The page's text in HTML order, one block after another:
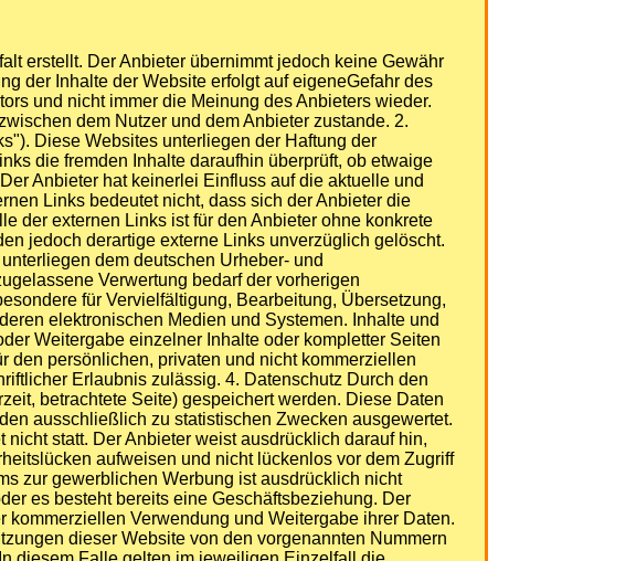
erstellt. Der Anbieter übernimmt jedoch keine Gewähr
der Inhalte der Website erfolgt auf eigeneGefahr des
und nicht immer die Meinung des Anbieters wieder.
dem Nutzer und dem Anbieter zustande. 2.
Diese Websites unterliegen der Haftung der
die fremden Inhalte daraufhin überprüft, ob etwaige
Anbieter hat keinerlei Einfluss auf die aktuelle und
Links bedeutet nicht, dass sich der Anbieter die
der externen Links ist für den Anbieter ohne konkrete
jedoch derartige externe Links unverzüglich gelöscht.
dem deutschen Urheber- und
Verwertung bedarf der vorherigen
für Vervielfältigung, Bearbeitung, Übersetzung,
elektronischen Medien und Systemen. Inhalte und
Weitergabe einzelner Inhalte oder kompletter Seiten
den persönlichen, privaten und nicht kommerziellen
Erlaubnis zulässig. 4. Datenschutz Durch den
betrachtete Seite) gespeichert werden. Diese Daten
ausschließlich zu statistischen Zwecken ausgewertet.
statt. Der Anbieter weist ausdrücklich darauf hin,
aufweisen und nicht lückenlos vor dem Zugriff
zur gewerblichen Werbung ist ausdrücklich nicht
es besteht bereits eine Geschäftsbeziehung. Der
Verwendung und Weitergabe ihrer Daten.
dieser Website von den vorgenannten Nummern